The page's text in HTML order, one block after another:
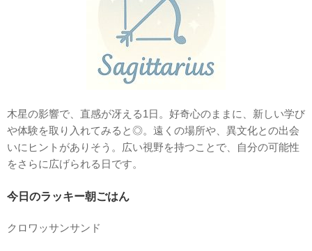
木星の影響で、直感が冴える1日。好奇心のままに、新しい学び
や体験を取り入れてみると◎。遠くの場所や、異文化との出会
いにヒントがありそう。広い視野を持つことで、自分の可能性
をさらに広げられる日です。
今日のラッキー朝ごはん
クロワッサンサンド